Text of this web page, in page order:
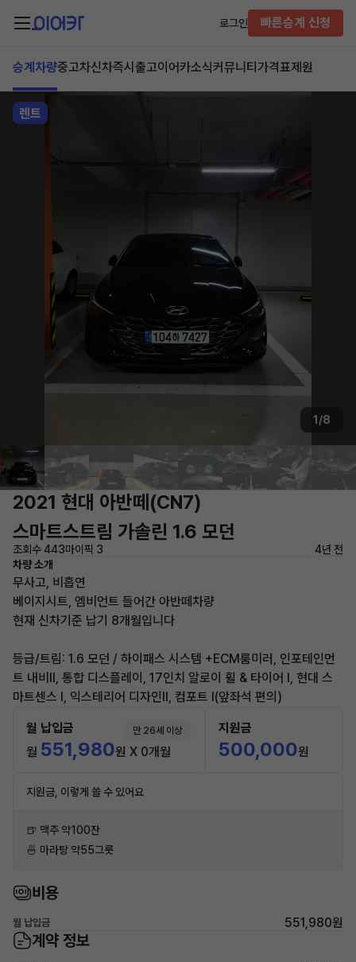
로그인 빠른승계 신청
승계차량중고차신차즉시출고이어카소식커뮤니티 가격표제원
렌트
1/8
2021 현대 아반떼(CN7)
스마트스트림 가솔린 1.6 모던
조회수 443마이픽 3
4년 전
차량 소개
무사고, 비흡연
베이지시트, 엠비언트 들어간 아반떼차량
현재 신차기준 납기 8개월입니다
등급/트림: 1.6 모던 / 하이패스 시스템 +ECM룸미러, 인포테인먼
트 내비II, 통합 디스플레이, 17인치 알로이 휠 & 타이어 I, 현대 스
마트센스 I, 익스테리어 디자인II, 컴포트 I(앞좌석 편의)
월 납입금 만 26세 이상
월 551,980원 X 0개월
지원금
500,000원
지원금, 이렇게 쓸 수 있어요
🍺 맥주 약100잔
🍜 마라탕 약55그릇
비용
월 납입금 551,980원
계약 정보